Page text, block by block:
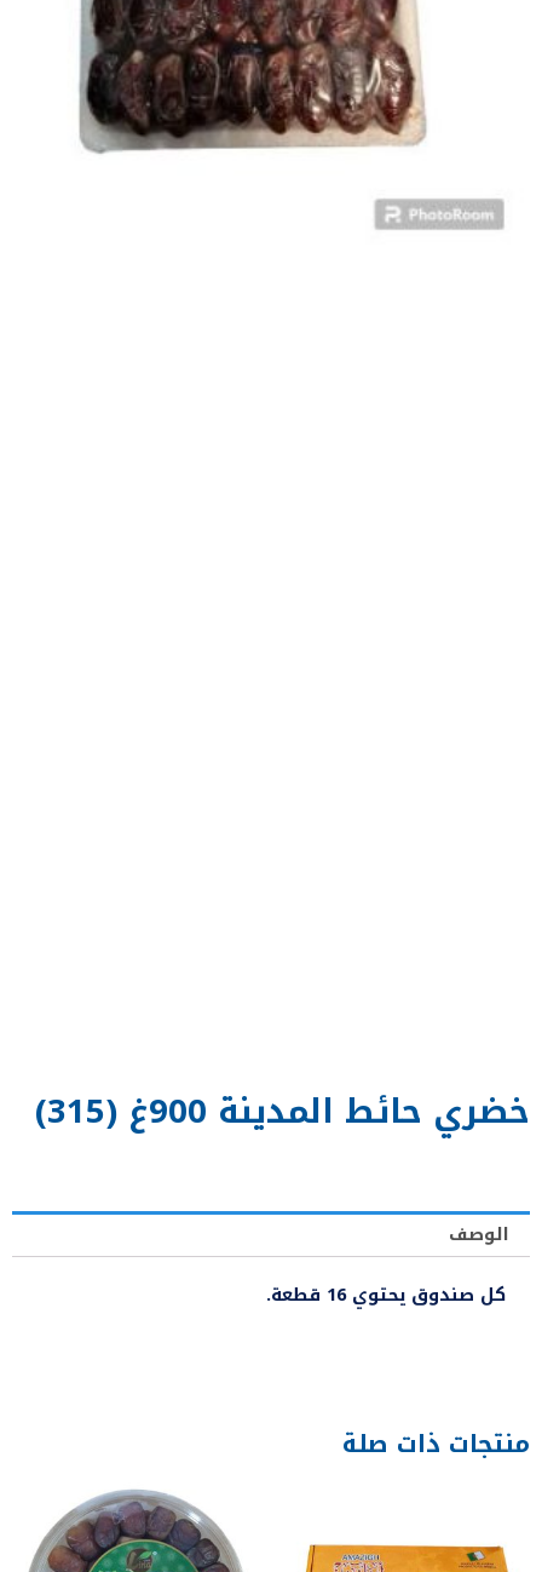
خضري حائط المدينة 900غ (315)
الوصف
كل صندوق يحتوي 16 قطعة.
منتجات ذات صلة